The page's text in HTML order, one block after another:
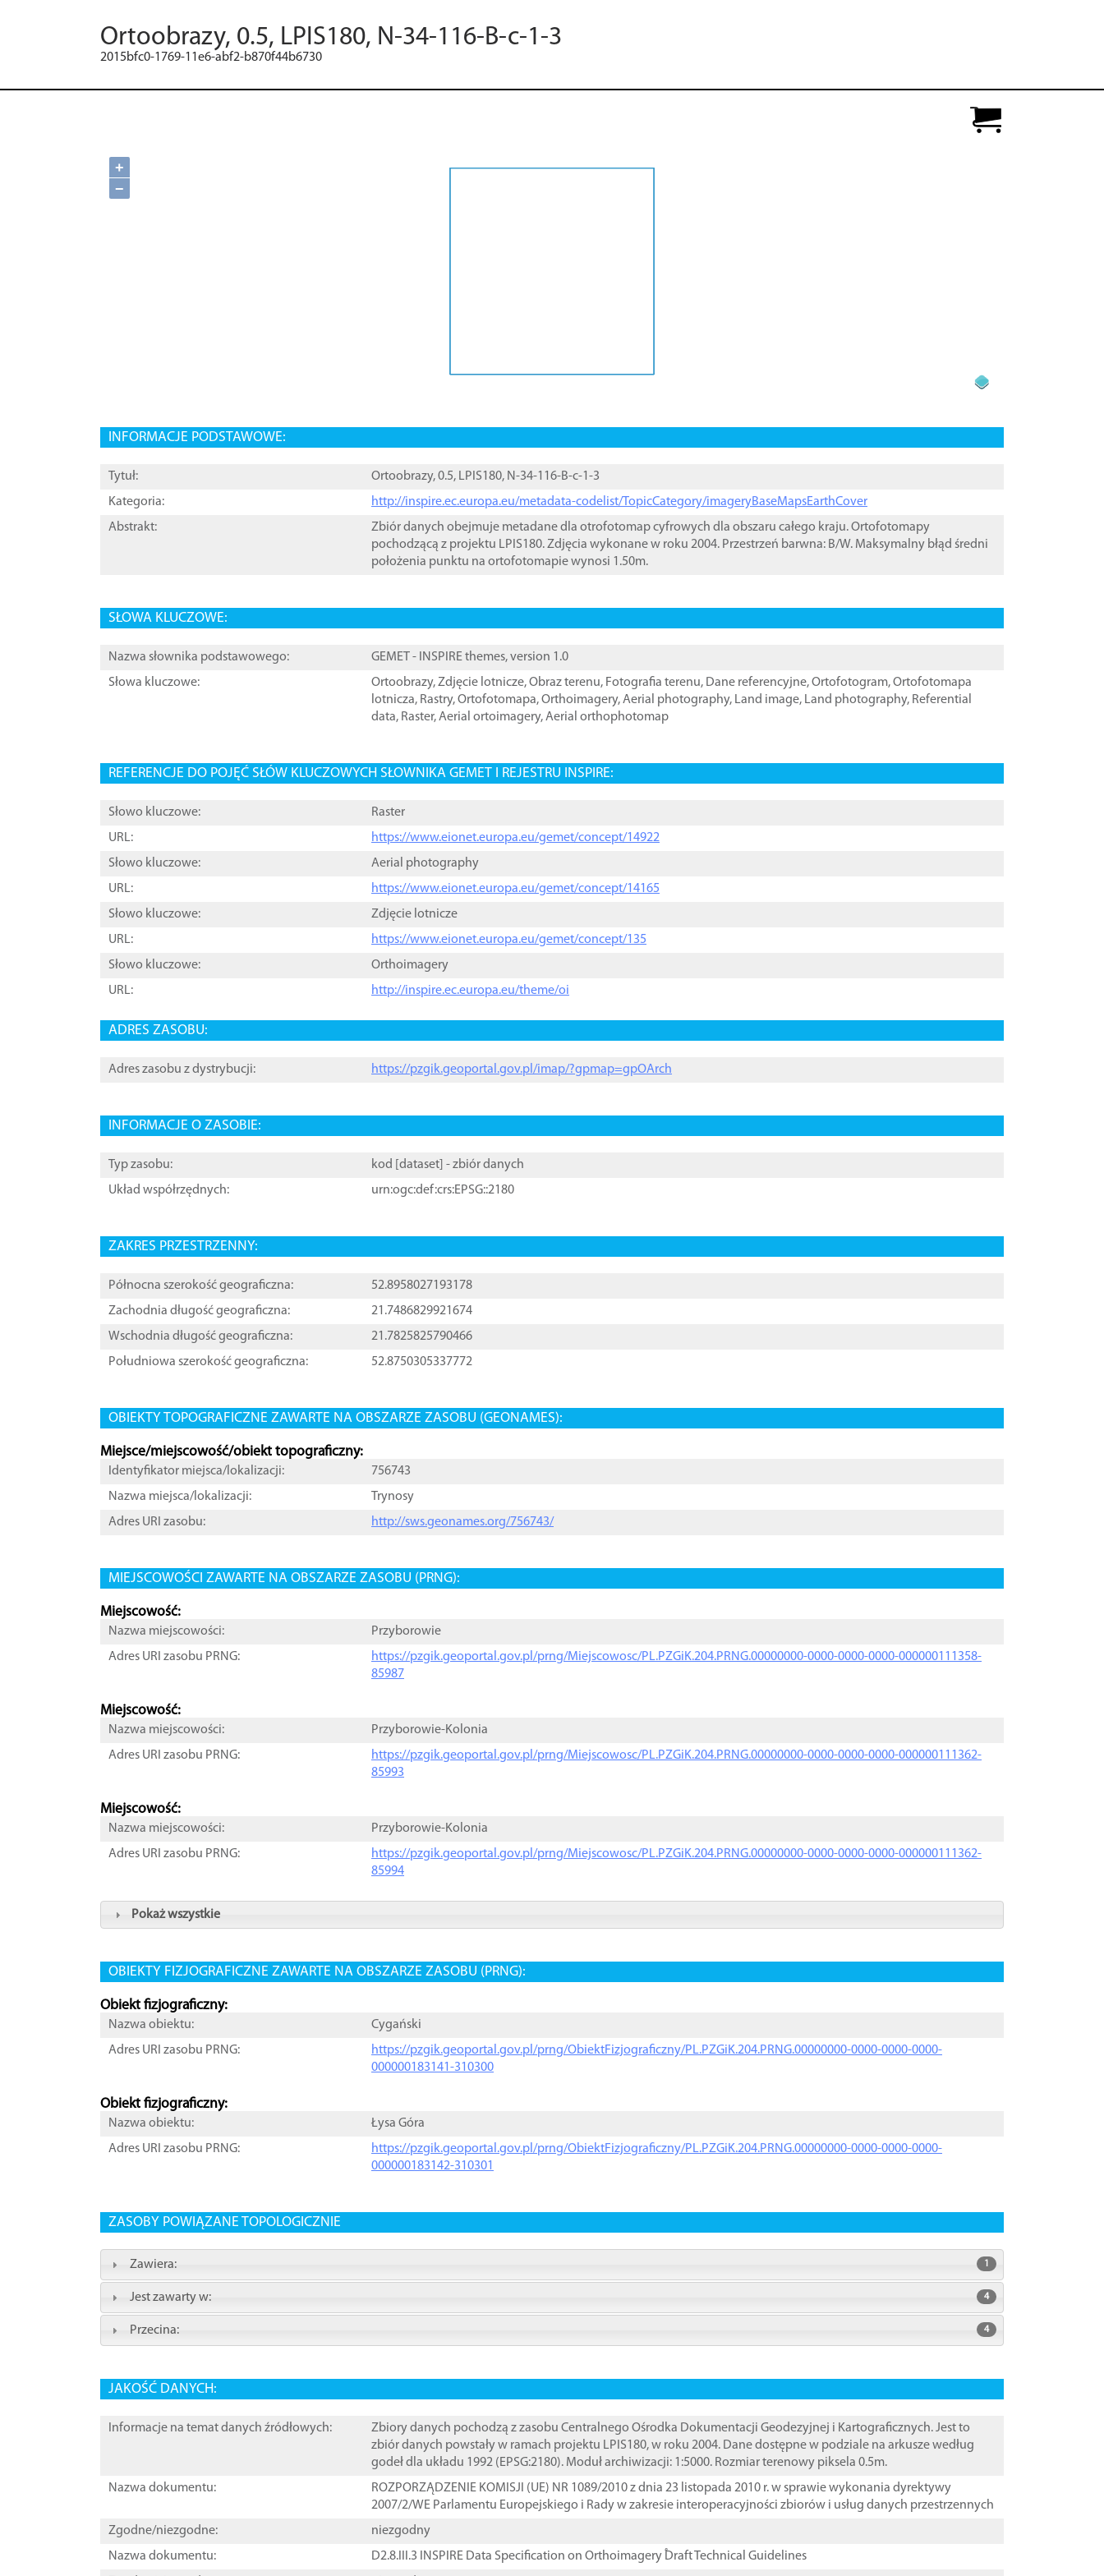
Ortoobrazy, 0.5, LPIS180, N-34-116-B-c-1-3
2015bfc0-1769-11e6-abf2-b870f44b6730
+
−
INFORMACJE PODSTAWOWE:
Tytuł:
Ortoobrazy, 0.5, LPIS180, N-34-116-B-c-1-3
Kategoria:
http://inspire.ec.europa.eu/metadata-codelist/TopicCategory/imageryBaseMapsEarthCover
Abstrakt:
Zbiór danych obejmuje metadane dla otrofotomap cyfrowych dla obszaru całego kraju. Ortofotomapy
pochodzącą z projektu LPIS180. Zdjęcia wykonane w roku 2004. Przestrzeń barwna: B/W. Maksymalny błąd średni
położenia punktu na ortofotomapie wynosi 1.50m.
SŁOWA KLUCZOWE:
Nazwa słownika podstawowego:
GEMET - INSPIRE themes, version 1.0
Słowa kluczowe:
Ortoobrazy,Zdjęcie lotnicze,Obraz terenu, Fotografia terenu, Dane referencyjne,Ortofotogram,Ortofotomapa
lotnicza, Rastry,Ortofotomapa,Orthoimagery,Aerial photography, Land image, Land photography, Referential
data, Raster,Aerial ortoimagery,Aerial orthophotomap
REFERENCJE DO POJĘĆ SŁÓW KLUCZOWYCH SŁOWNIKA GEMET I REJESTRU INSPIRE:
Słowo kluczowe:
Raster
URL:
https://www.eionet.europa.eu/gemet/concept/14922
Słowo kluczowe:
Aerial photography
URL:
https://www.eionet.europa.eu/gemet/concept/14165
Słowo kluczowe:
Zdjęcie lotnicze
URL:
https://www.eionet.europa.eu/gemet/concept/135
Słowo kluczowe:
Orthoimagery
URL:
http://inspire.ec.europa.eu/theme/oi
ADRES ZASOBU:
Adres zasobu z dystrybucji: https://pzgik.geoportal.gov.pl/imap/?gpmap=gpOArch
INFORMACJE O ZASOBIE:
Typ zasobu: kod [ dataset ] - zbiór danych
Układ współrzędnych:
urn:ogc:def:crs:EPSG::2180
ZAKRES PRZESTRZENNY:
Północna szerokość geograficzna:
52.8958027193178
Zachodnia długość geograficzna:
21.7486829921674
Wschodnia długość geograficzna:
21.7825825790466
Południowa szerokość geograficzna:
52.8750305337772
OBIEKTY TOPOGRAFICZNE ZAWARTE NA OBSZARZE ZASOBU (GEONAMES):
Miejsce/miejscowość/obiekt topograficzny:
Identyfikator miejsca/lokalizacji:
756743
Nazwa miejsca/lokalizacji:
Trynosy
Adres URI zasobu:
http://sws.geonames.org/756743/
MIEJSCOWOŚCI ZAWARTE NA OBSZARZE ZASOBU (PRNG):
Miejscowość:
Nazwa miejscowości:
Przyborowie
Adres URI zasobu PRNG:
https://pzgik.geoportal.gov.pl/prng/Miejscowosc/PL.PZGiK.204.PRNG.00000000-0000-0000-0000-000000111358-
85987
Miejscowość:
Nazwa miejscowości:
Przyborowie-Kolonia
Adres URI zasobu PRNG:
https://pzgik.geoportal.gov.pl/prng/Miejscowosc/PL.PZGiK.204.PRNG.00000000-0000-0000-0000-000000111362-
85993
Miejscowość:
Nazwa miejscowości:
Przyborowie-Kolonia
Adres URI zasobu PRNG:
https://pzgik.geoportal.gov.pl/prng/Miejscowosc/PL.PZGiK.204.PRNG.00000000-0000-0000-0000-000000111362-
85994
Pokaż wszystkie
OBIEKTY FIZJOGRAFICZNE ZAWARTE NA OBSZARZE ZASOBU (PRNG):
Obiekt fizjograficzny:
Nazwa obiektu:
Cygański
Adres URI zasobu PRNG:
https://pzgik.geoportal.gov.pl/prng/ObiektFizjograficzny/PL.PZGiK.204.PRNG.00000000-0000-0000-0000-
000000183141-310300
Obiekt fizjograficzny:
Nazwa obiektu:
Łysa Góra
Adres URI zasobu PRNG:
https://pzgik.geoportal.gov.pl/prng/ObiektFizjograficzny/PL.PZGiK.204.PRNG.00000000-0000-0000-0000-
000000183142-310301
ZASOBY POWIĄZANE TOPOLOGICZNIE
Zawiera: 1
Jest zawarty w: 4
Przecina: 4
JAKOŚĆ DANYCH:
Informacje na temat danych źródłowych:
Zbiory danych pochodzą z zasobu Centralnego Ośrodka Dokumentacji Geodezyjnej i Kartograficznych. Jest to
zbiór danych powstały w ramach projektu LPIS180, w roku 2004. Dane dostępne w podziale na arkusze według
godeł dla układu 1992 (EPSG:2180). Moduł archiwizacji: 1:5000. Rozmiar terenowy piksela 0.5m.
Nazwa dokumentu:
ROZPORZĄDZENIE KOMISJI (UE) NR 1089/2010 z dnia 23 listopada 2010 r. w sprawie wykonania dyrektywy
2007/2/WE Parlamentu Europejskiego i Rady w zakresie interoperacyjności zbiorów i usług danych przestrzennych
Zgodne/niezgodne:
niezgodny
Nazwa dokumentu:
D2.8.III.3 INSPIRE Data Specification on Orthoimagery ֠Draft Technical Guidelines